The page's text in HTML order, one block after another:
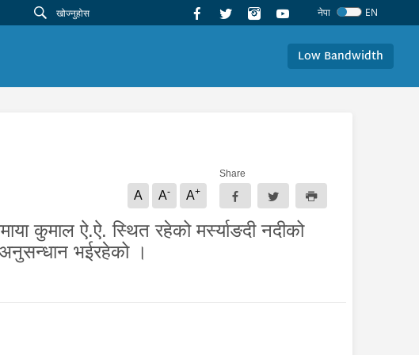
नेपा EN
Low Bandwidth
A A- A+
Share
कुमाल ऐ.ऐ. स्थित रहेको मर्स्याङदी नदीको
भईरहेको ।